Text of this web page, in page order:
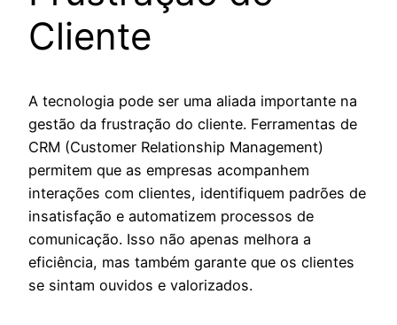
Cliente
A tecnologia pode ser uma aliada importante na
gestão da frustração do cliente. Ferramentas de
CRM (Customer Relationship Management)
permitem que as empresas acompanhem
interações com clientes, identifiquem padrões de
insatisfação e automatizem processos de
comunicação. Isso não apenas melhora a
eficiência, mas também garante que os clientes
se sintam ouvidos e valorizados.